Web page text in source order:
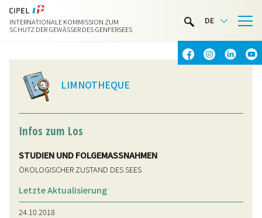
INTERNATIONALE KOMMISSION ZUM
SCHUTZ DER GEWÄSSER DES GENFERSEES
DE
LIMNOTHEK
WASSERAKTIVITÄTEN
LIMNOTHEQUE
Infos zum Los
STUDIEN UND FOLGEMASSNAHMEN
ÖKOLOGISCHER ZUSTAND DES SEES
Letzte Aktualisierung
24.10.2018